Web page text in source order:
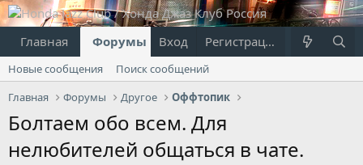
Главная Форумы Что нового?
Вход Регистрация
Новые сообщения
Поиск сообщений
Главная
Форумы Другое Оффтопик
Болтаем обо всем. Для
нелюбителей общаться в чате.